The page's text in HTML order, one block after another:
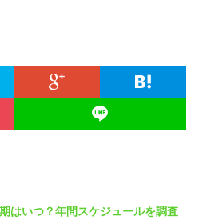
はいつ？年間スケジュールを調査